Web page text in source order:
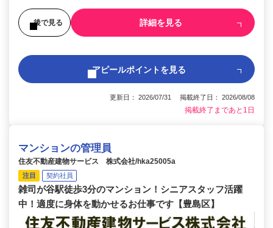
後で見る 詳細を見る
アピールポイントを見る
更新日： 2026/07/31 掲載終了日： 2026/08/08
掲載終了まであと1日
マンションの管理員
住友不動産建物サービス 株式会社/hka25005a
注目 契約社員
雑司が谷駅徒歩3分のマンション！シニアスタッフ活躍
中！適度に身体を動かせるお仕事です【豊島区】